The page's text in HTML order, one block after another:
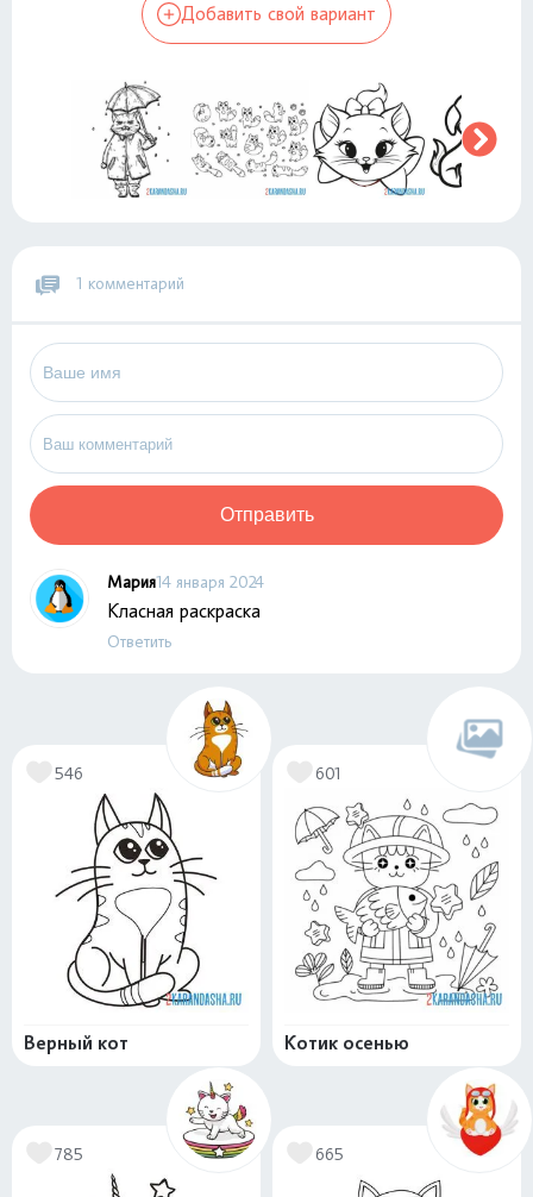
Добавить свой вариант
1 комментарий
Отправить
Мария14 января 2024
Класная раскраска
Ответить
546
Верный кот
601
Котик осенью
785 665